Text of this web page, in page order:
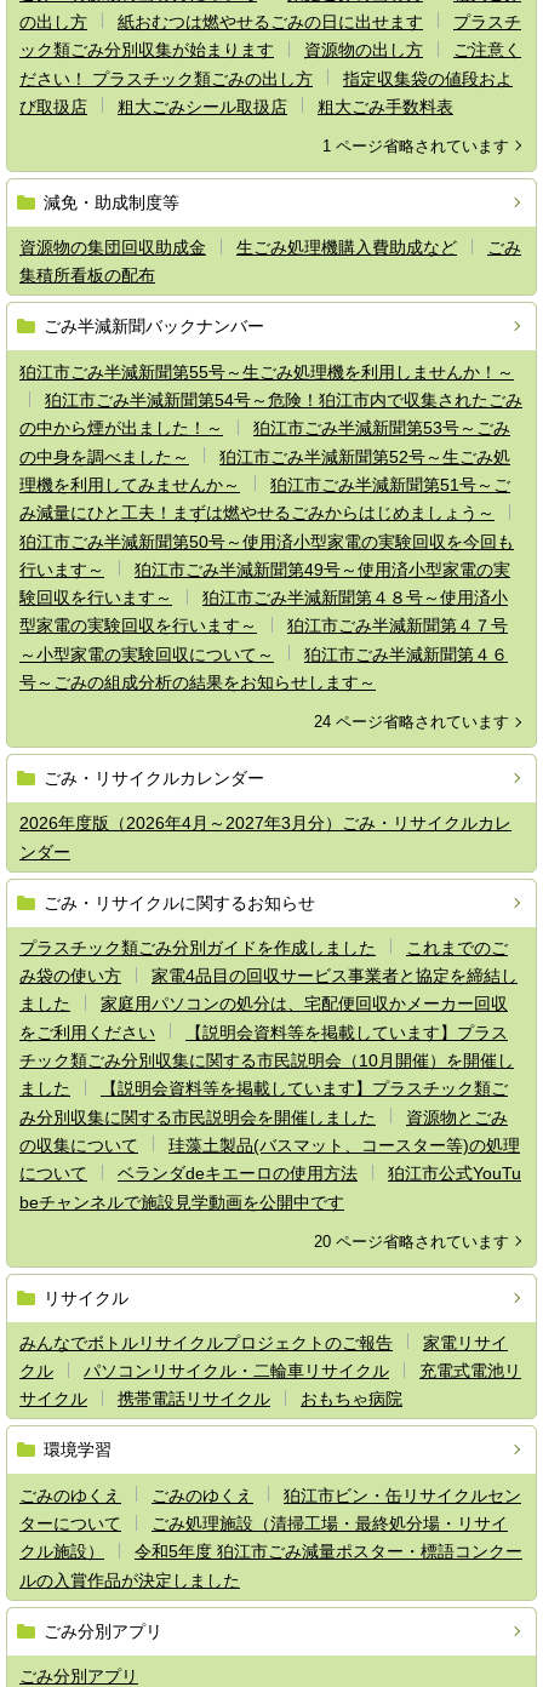
の出し方
紙おむつは燃やせるごみの日に出せます
プラスチ
ック類ごみ分別収集が始まります
資源物の出し方
ご注意く
ださい！ プラスチック類ごみの出し方
指定収集袋の値段およ
び取扱店
粗大ごみシール取扱店 粗大ごみ手数料表
1 ページ省略されています
減免・助成制度等
資源物の集団回収助成金 生ごみ処理機購入費助成など
ごみ
集積所看板の配布
ごみ半減新聞バックナンバー
狛江市ごみ半減新聞第55号～生ごみ処理機を利用しませんか！～
狛江市ごみ半減新聞第54号～危険！狛江市内で収集されたごみ
の中から煙が出ました！～
狛江市ごみ半減新聞第53号～ごみ
の中身を調べました～
狛江市ごみ半減新聞第52号～生ごみ処
理機を利用してみませんか～
狛江市ごみ半減新聞第51号～ご
み減量にひと工夫！まずは燃やせるごみからはじめましょう～
狛江市ごみ半減新聞第50号～使用済小型家電の実験回収を今回も
行います～
狛江市ごみ半減新聞第49号～使用済小型家電の実
験回収を行います～
狛江市ごみ半減新聞第４８号～使用済小
型家電の実験回収を行います～
狛江市ごみ半減新聞第４７号
～小型家電の実験回収について～
狛江市ごみ半減新聞第４６
号～ごみの組成分析の結果をお知らせします～
24 ページ省略されています
ごみ・リサイクルカレンダー
2026年度版（2026年4月～2027年3月分）ごみ・リサイクルカレ
ンダー
ごみ・リサイクルに関するお知らせ
プラスチック類ごみ分別ガイドを作成しました
これまでのご
み袋の使い方
家電4品目の回収サービス事業者と協定を締結し
ました
家庭用パソコンの処分は、宅配便回収かメーカー回収
をご利用ください
【説明会資料等を掲載しています】プラス
チック類ごみ分別収集に関する市民説明会（10月開催）を開催し
ました
【説明会資料等を掲載しています】プラスチック類ご
み分別収集に関する市民説明会を開催しました
資源物とごみ
の収集について
珪藻土製品(バスマット、コースター等)の処理
について
ベランダdeキエーロの使用方法
狛江市公式YouTu
beチャンネルで施設見学動画を公開中です
20 ページ省略されています
リサイクル
みんなでボトルリサイクルプロジェクトのご報告
家電リサイ
クル
パソコンリサイクル・二輪車リサイクル
充電式電池リ
サイクル
携帯電話リサイクル おもちゃ病院
環境学習
ごみのゆくえ ごみのゆくえ
狛江市ビン・缶リサイクルセン
ターについて
ごみ処理施設（清掃工場・最終処分場・リサイ
クル施設）
令和5年度 狛江市ごみ減量ポスター・標語コンクー
ルの入賞作品が決定しました
ごみ分別アプリ
ごみ分別アプリ